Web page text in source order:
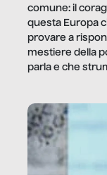
comune: il
questa Europa
provare a
mestiere della
parla e che